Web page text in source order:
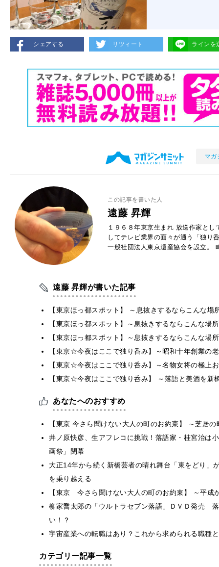
シェアする リツィート ラインを
マガ
この記事を書いた人
遠藤 昇輝
１９６８年東京生まれ 放送作家とし
してテレビ業界の面々が通う「独り
一般社団法人東京遺産協会を設立。
遠藤 昇輝が書いた記事
【東京ほっ都スポット】 ～息抜きするならこんな場
【東京ほっ都スポット】～息抜きするならこんな場
【東京ほっ都スポット】～息抜きするならこんな場
【東京☆今夜はここで独り呑み】～昭和十年創業の
【東京☆今夜はここで独り呑み】～名物女将の極上
【東京☆今夜はここで独り呑み】 ～落語と美酒を新
あなたへのおすすめ
【東京 今さら聞けない大人の町のお約束】 ～芝居
井ノ原快彦、生アフレコに挑戦！落語家・桂宮治は
画祭」閉幕
大正14年から続く新橋芸者の晴れ舞台「東をどり」
を乗り越える
【東京 今さら聞けない大人の町のお約束】 ～平成
柳家喬太郎の「ウルトラセブン落語」ＤＶＤ発売
い！？
宇宙産業への転職はあり？これから求められる職種
カテゴリー記事一覧